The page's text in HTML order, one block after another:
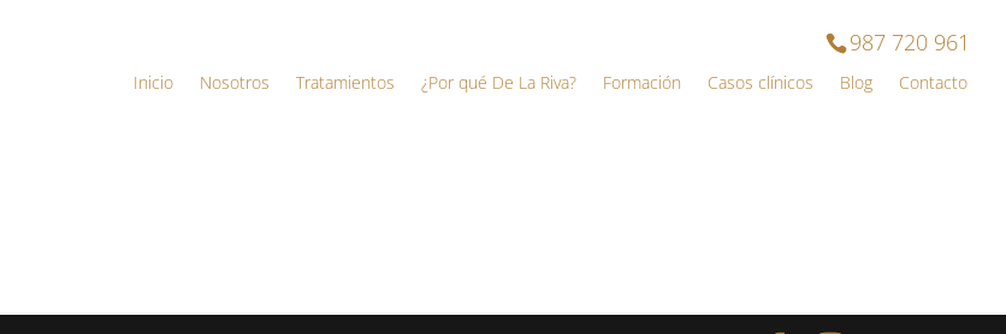
987 720 961
Inicio Nosotros Tratamientos ¿Por qué De La Riva? Formación Casos clínicos Blog Contacto